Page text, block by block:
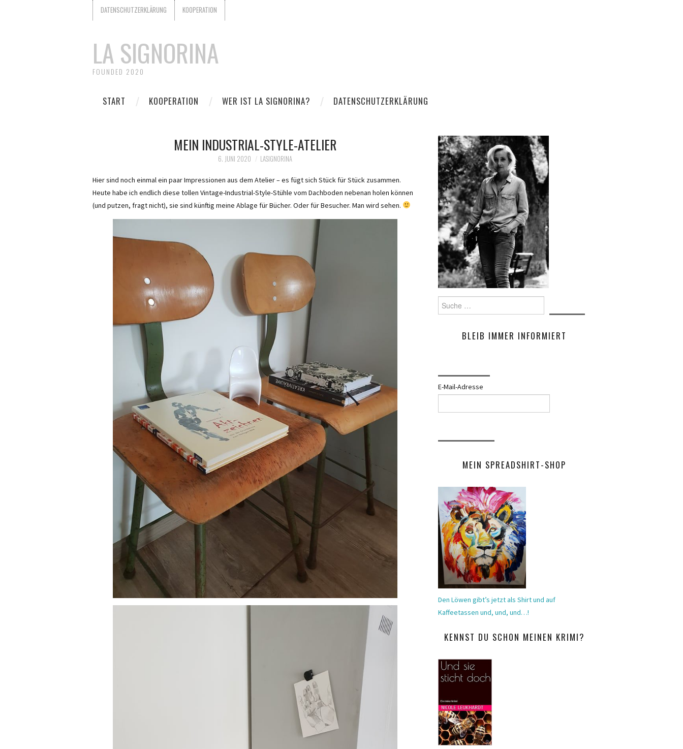
DATENSCHUTZERKLÄRUNG KOOPERATION
LA SIGNORINA
FOUNDED 2020
START KOOPERATION WER IST LA SIGNORINA? DATENSCHUTZERKLÄRUNG
MEIN INDUSTRIAL-STYLE-ATELIER
6. JUNI 2020 LASIGNORINA
Hier sind noch einmal ein paar Impressionen aus dem Atelier – es fügt sich Stück für Stück zusammen.
Heute habe ich endlich diese tollen Vintage-Industrial-Style-Stühle vom Dachboden nebenan holen können
(und putzen, fragt nicht), sie sind künftig meine Ablage für Bücher. Oder für Besucher. Man wird sehen.
Suche
nach:
BLEIB IMMER INFORMIERT
E-Mail-Adresse
MEIN SPREADSHIRT-SHOP
Den Löwen gibt’s jetzt als Shirt und auf
Kaffeetassen und, und, und…!
KENNST DU SCHON MEINEN KRIMI?